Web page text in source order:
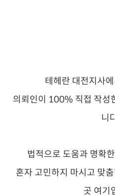
테헤란 대전지사
의뢰인이 100% 직접 작성
니
법적으로 도움과 명확
혼자 고민하지 마시고 맞
곳 여기